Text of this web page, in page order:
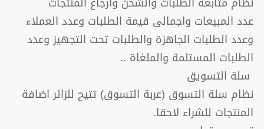
عدد المبيعات واجمالى قيمة الطلبات وعدد العملاء
وعدد الطلبات الجاهزة والطلبات تحت التجهيز وعدد
الطلبات المستلمة والملغاة ..
سلة التسويق
نظام سلة التسوق (عربة التسوق) تتيح للزائر اضافة
المنتجات للشراء لاحقا.